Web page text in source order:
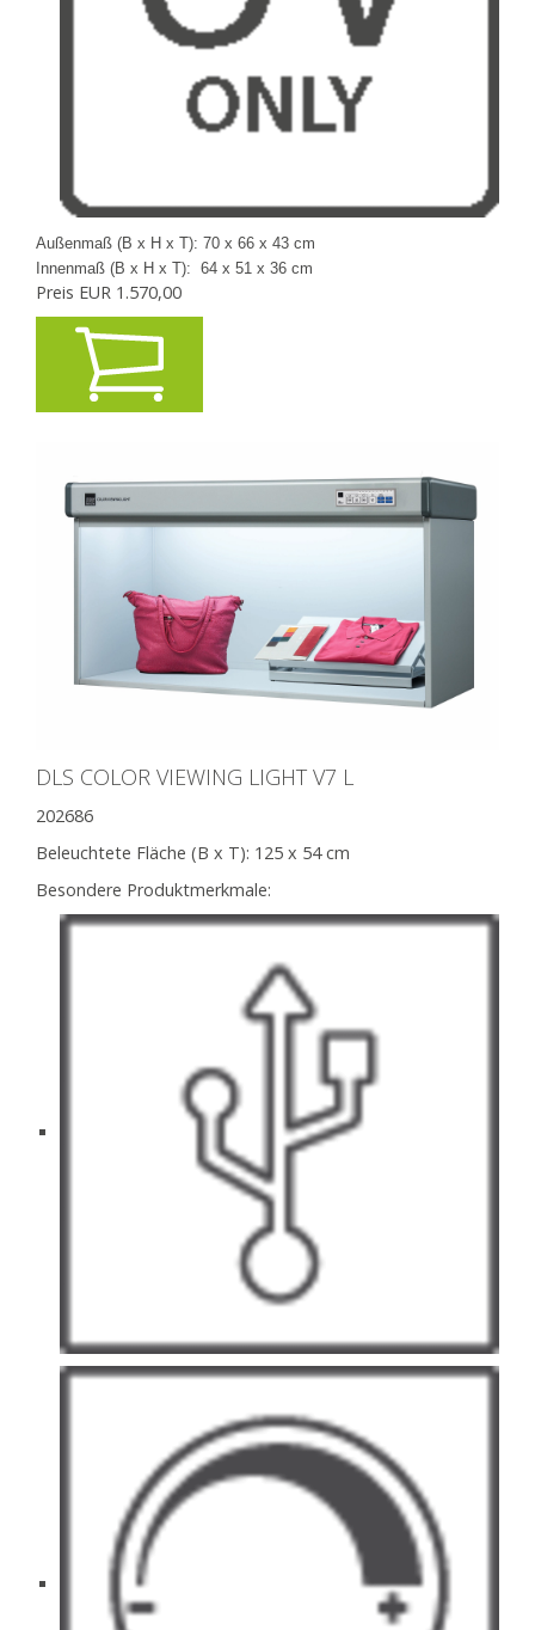
Außenmaß (B x H x T): 70 x 66 x 43 cm
Innenmaß (B x H x T): 64 x 51 x 36 cm
Preis EUR 1.570,00
DLS COLOR VIEWING LIGHT V7 L
202686
Beleuchtete Fläche (B x T): 125 x 54 cm
Besondere Produktmerkmale: